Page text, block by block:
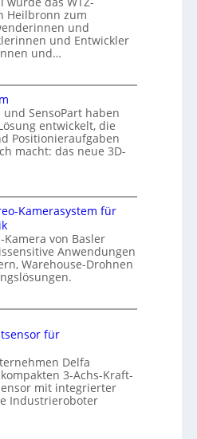
Heilbronn zum
und
und Entwickler
und…
SensoPart haben
entwickelt, die
Positionieraufgaben
macht: das neue 3D-
Kamerasystem für
Kamera von Basler
Anwendungen
Warehouse-Drohnen
für
Delfa
3-Achs-Kraft-
mit integrierter
Industrieroboter